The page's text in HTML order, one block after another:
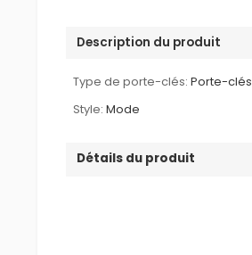
Description du produit
Type de porte-clés: Porte-clés
Style: Mode
Détails du produit